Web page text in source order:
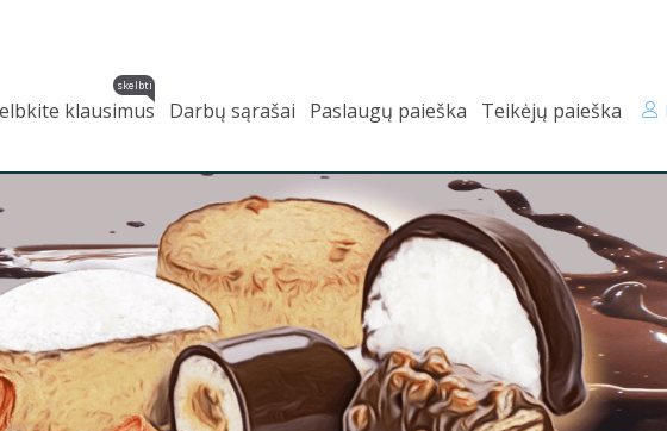
klausimus
skelbti
Darbų sąrašai Paslaugų paieška Teikėjų paieška